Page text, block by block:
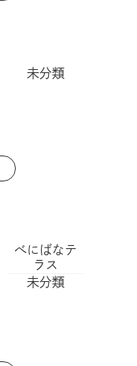
未分類
べにばなテ
ラス
未分類